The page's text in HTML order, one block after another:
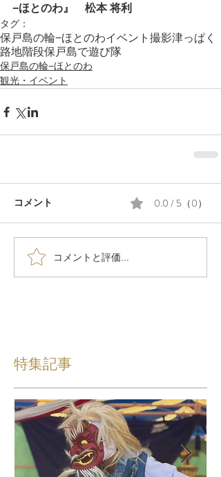
−ほとのわ』　松本 将利
タグ：
保戸島の輪−ほとのわイベント 撮影津っぱく
路地階段保戸島で遊び隊
保戸島の輪−ほとのわ
観光・イベント
コメント 0.0 / 5（0）
コメントと評価...
特集記事